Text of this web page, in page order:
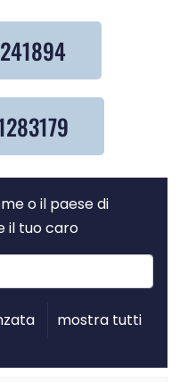
o il paese di
il tuo caro
mostra tutti